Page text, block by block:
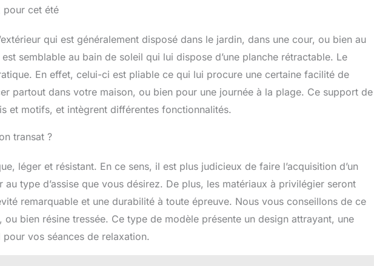
pour cet été
qui est généralement disposé dans le jardin, dans une cour, ou bien au
semblable au bain de soleil qui lui dispose d’une planche rétractable. Le
En effet, celui-ci est pliable ce qui lui procure une certaine facilité de
partout dans votre maison, ou bien pour une journée à la plage. Ce support de
et motifs, et intègrent différentes fonctionnalités.
transat ?
léger et résistant. En ce sens, il est plus judicieux de faire l’acquisition d’un
au type d’assise que vous désirez. De plus, les matériaux à privilégier seront
remarquable et une durabilité à toute épreuve. Nous vous conseillons de ce
ou bien résine tressée. Ce type de modèle présente un design attrayant, une
vos séances de relaxation.